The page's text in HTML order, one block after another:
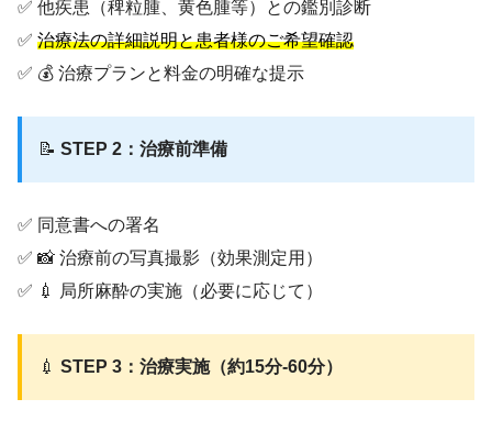
✅ 他疾患（稗粒腫、黄色腫等）との鑑別診断
✅ 治療法の詳細説明と患者様のご希望確認
✅ 💰 治療プランと料金の明確な提示
📝 STEP 2：治療前準備
✅ 同意書への署名
✅ 📸 治療前の写真撮影（効果測定用）
✅ 💉 局所麻酔の実施（必要に応じて）
💉 STEP 3：治療実施（約15分-60分）